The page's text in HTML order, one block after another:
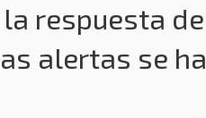
respuesta
alertas se